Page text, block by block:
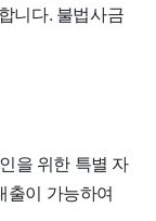
니다. 불법사금
을 위한 특별 자
출이 가능하여